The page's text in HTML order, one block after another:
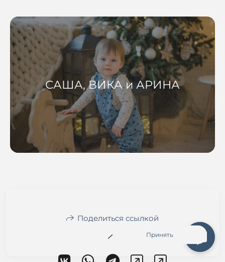
САША, ВИКА и АРИНА
Поделиться ссылкой
Принять